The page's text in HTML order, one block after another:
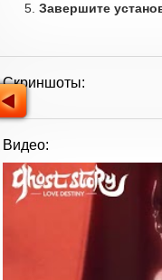
Завершите
Скриншоты:
Видео: